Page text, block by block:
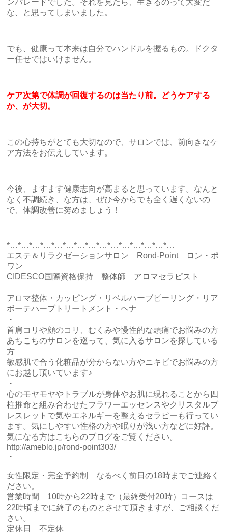
ンパレードでした。それを見たら、生きるのって大変だ
な、と思ってしまいました。
でも、健康って本来は自分でハンドルを握るもの。ドクタ
ー任せではいけません。
ケア次第で体調が回復するのは当たり前。どうケアする
か、が大切。
この心持ちがとても大切なので、サロンでは、前向きなケ
ア方法をお伝えしています。
今後、ますます健康志向が高まると思っています。なんと
なく不調続き、な方は、ぜひ今からでも全く遅くないの
で、体調改善に努めましょう！
*…*…*…*…*…*…*…*…*…*…*…*…*…*…*…
エステ＆リラクゼーションサロン Rond-Point ロン・ポ
ワン
CIDESCO国際資格保持 整体師 アロマセラピスト
アロマ整体・カッピング・リベルハーブピーリング・リア
ボーテハーブトリートメント・ヘナ
・
首肩コリや顔のコリ、むくみや慢性的な頭痛でお悩みの方
あちこちのサロンを巡って、気に入るサロンを探している
方
敏感肌で合う化粧品が分からない方やニキビでお悩みの方
にお越し頂いています♪
・
心のモヤモヤやトラブルが身体やお肌に現れることから四
柱推命と組み合わせたフラワーエッセンスやクリスタルブ
レスレットで気やエネルギーを整えるセラピーも行ってい
ます。気にしやすい性格の方や眠りが浅い方などに好評。
気になる方はこちらのブログをご覧ください。
http://ameblo.jp/rond-point303/
・
女性限定・完全予約制 なるべく前日の18時までご連絡く
ださい。
営業時間 10時から22時まで（最終受付20時）コースは
22時頃までに終了のものとさせて頂きますが、ご相談くだ
さい。
定休日 不定休